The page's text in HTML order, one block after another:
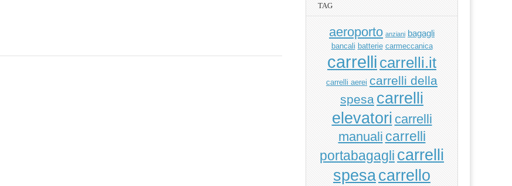
TAG
aeroporto anziani bagagli
bancali batterie carmeccanica
carrelli carrelli.it
carrelli aerei carrelli della
spesa carrelli
elevatori carrelli
manuali carrelli
portabagagli carrelli
spesacarrello